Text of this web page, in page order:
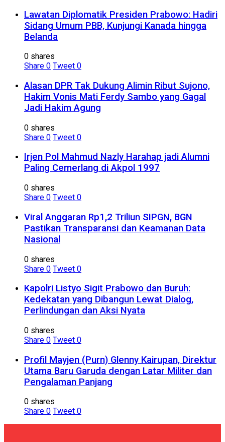
Lawatan Diplomatik Presiden Prabowo: Hadiri
Sidang Umum PBB, Kunjungi Kanada hingga
Belanda
0 shares
Share 0 Tweet 0
Alasan DPR Tak Dukung Alimin Ribut Sujono,
Hakim Vonis Mati Ferdy Sambo yang Gagal
Jadi Hakim Agung
0 shares
Share 0 Tweet 0
Irjen Pol Mahmud Nazly Harahap jadi Alumni
Paling Cemerlang di Akpol 1997
0 shares
Share 0 Tweet 0
Viral Anggaran Rp1,2 Triliun SIPGN, BGN
Pastikan Transparansi dan Keamanan Data
Nasional
0 shares
Share 0 Tweet 0
Kapolri Listyo Sigit Prabowo dan Buruh:
Kedekatan yang Dibangun Lewat Dialog,
Perlindungan dan Aksi Nyata
0 shares
Share 0 Tweet 0
Profil Mayjen (Purn) Glenny Kairupan, Direktur
Utama Baru Garuda dengan Latar Militer dan
Pengalaman Panjang
0 shares
Share 0 Tweet 0